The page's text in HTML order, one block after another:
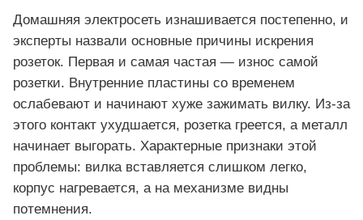
Домашняя электросеть изнашивается постепенно, и
эксперты назвали основные причины искрения
розеток. Первая и самая частая — износ самой
розетки. Внутренние пластины со временем
ослабевают и начинают хуже зажимать вилку. Из-за
этого контакт ухудшается, розетка греется, а металл
начинает выгорать. Характерные признаки этой
проблемы: вилка вставляется слишком легко,
корпус нагревается, а на механизме видны
потемнения.